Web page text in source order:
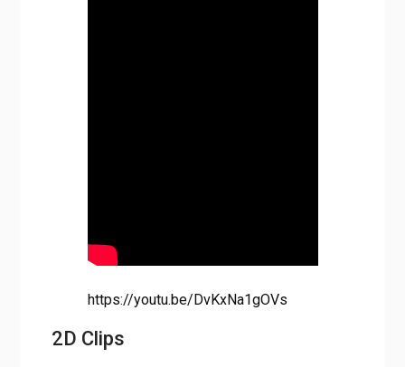
https://youtu.be/DvKxNa1gOVs
2D Clips